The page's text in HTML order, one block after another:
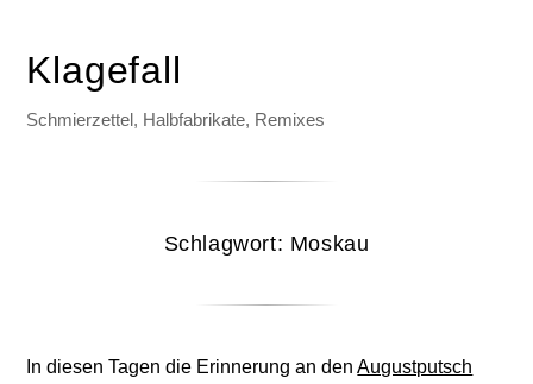
Klagefall
Schmierzettel, Halbfabrikate, Remixes
Schlagwort: Moskau
In diesen Tagen die Erinnerung an denAugustputsch